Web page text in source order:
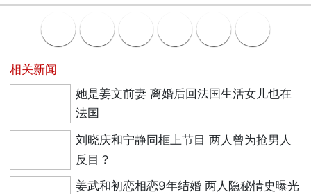
相关新闻
她是姜文前妻 离婚后回法国生活女儿也在
法国
刘晓庆和宁静同框上节目 两人曾为抢男人
反目？
姜武和初恋相恋9年结婚 两人隐秘情史曝光